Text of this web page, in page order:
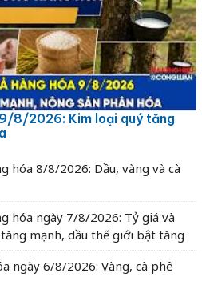
8/2026: Kim loại quý tăng
hóa 8/8/2026: Dầu, vàng và cà
hóa ngày 7/8/2026: Tỷ giá và
mạnh, dầu thế giới bật tăng
ngày 6/8/2026: Vàng, cà phê